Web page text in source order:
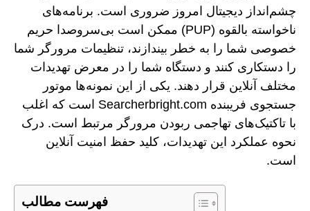
چشم‌انداز دیجیتال امروز ضروری است. برنامه‌های
ناخواسته بالقوه (PUP) ممکن است بی‌سروصدا حریم
خصوصی شما را به خطر بیندازند، تنظیمات مرورگر شما
را دستکاری کنند و دستگاه شما را در معرض تهدیدات
مختلف آنلاین قرار دهند. یکی از این نمونه‌ها موتور
جستجوی فریبنده Searcherbright.com است که اغلب
با تاکتیک‌های تهاجمی ربودن مرورگر مرتبط است. درک
نحوه عملکرد این تهدیدات، کلید حفظ امنیت آنلاین
است.
فهرست مطالب